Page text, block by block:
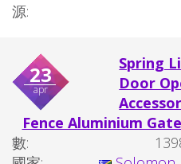
源:
23
apr
Spring
Door
Fence Aluminium
數: